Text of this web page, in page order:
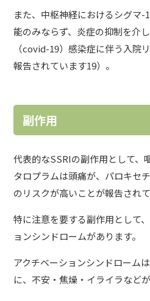
また、中枢神経におけるシグマ
能のみならず、炎症の抑制を介
（covid-19）感染症に伴う入院
報告されています19）。
副作用
代表的なSSRIの副作用として、
タロプラムは頭痛が、パロキセ
のリスクが高いことが報告されて
特に注意を要する副作用として
ョンシンドロームがあります。
アクチベーションシンドローム
に、不安・焦燥・イライラなど